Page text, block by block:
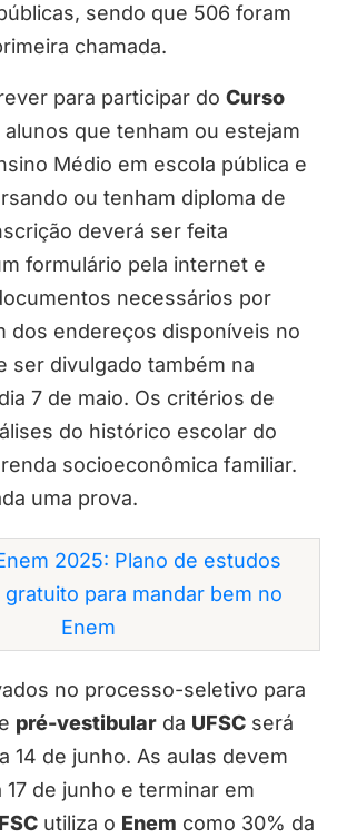
sendo que 506 foram
chamada.
para participar do Curso
alunos que tenham ou estejam
Médio em escola pública e
ou tenham diploma de
deverá ser feita
formulário pela internet e
necessários por
dos endereços disponíveis no
ser divulgado também na
7 de maio. Os critérios de
do histórico escolar do
socioeconômica familiar.
uma prova.
2025: Plano de estudos
para mandar bem no
Enem
no processo-seletivo para
e pré-vestibular da UFSC será
14 de junho. As aulas devem
de junho e terminar em
utiliza o Enem como 30% da